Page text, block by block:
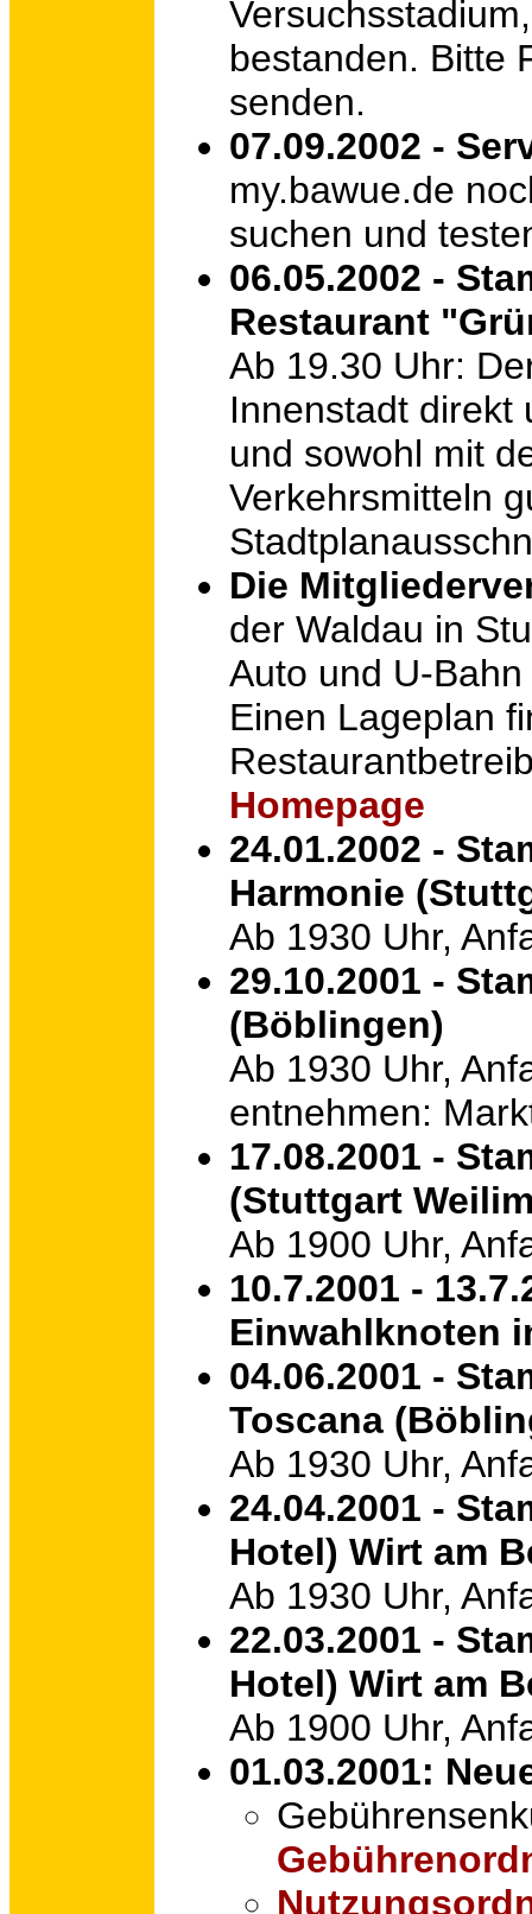
bestanden. Bitte
senden.
07.09.2002 -
my.bawue.de
suchen und
06.05.2002 -
Restaurant
Ab 19.30 Uhr:
Innenstadt direkt
und sowohl mit
Verkehrsmitteln
Die
der Waldau in
Auto und U-
Einen Lageplan
Homepage
24.01.2002 -
Harmonie
Ab 1930 Uhr,
29.10.2001 -
(Böblingen)
Ab 1930 Uhr,
entnehmen:
17.08.2001 -
(Stuttgart
Ab 1900 Uhr,
10.7.2001 -
Einwahlknoten
04.06.2001 -
Toscana
Ab 1930 Uhr,
24.04.2001 -
Hotel) Wirt am
Ab 1930 Uhr,
22.03.2001 -
Hotel) Wirt am
Ab 1900 Uhr,
01.03.2001: